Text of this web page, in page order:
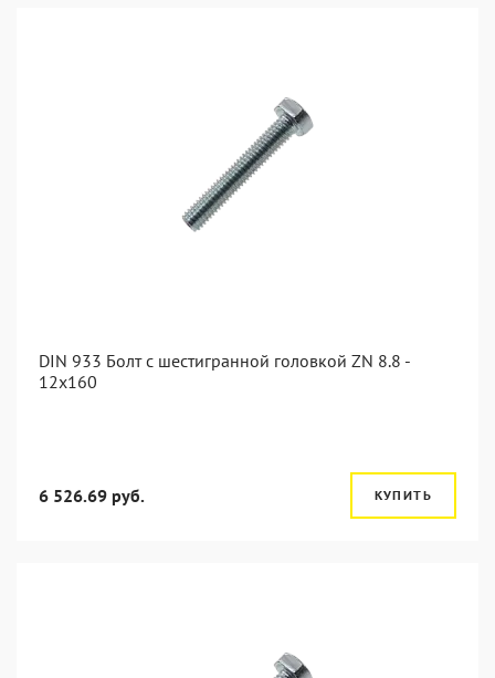
DIN 933 Болт с шестигранной головкой ZN 8.8 -
12x160
6 526.69 руб. КУПИТЬ